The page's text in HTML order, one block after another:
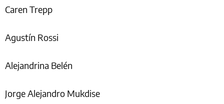
Caren Trepp
Agustín Rossi
Alejandrina Belén
Jorge Alejandro Mukdise